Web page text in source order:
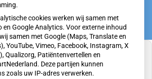
cookies werken wij samen met
en Google Analytics. Voor externe inhoud
samen met Google (Maps, Translate en
YouTube, Vimeo, Facebook, Instagram, X
Qualizorg, Patiëntenvertellen en
Deze partijen kunnen
zoals uw IP-adres verwerken.